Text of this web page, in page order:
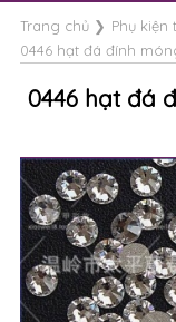
Trang chủ❯ Phụ kiện
0446 hạt đá đính
0446 hạt đá